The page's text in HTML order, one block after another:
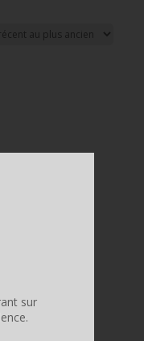
sur